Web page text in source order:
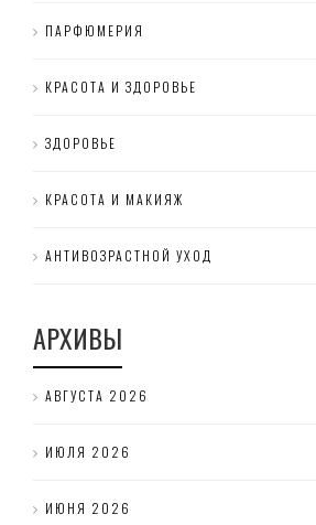
ПАРФЮМЕРИЯ
КРАСОТА И ЗДОРОВЬЕ
ЗДОРОВЬЕ
КРАСОТА И МАКИЯЖ
АНТИВОЗРАСТНОЙ УХОД
АРХИВЫ
АВГУСТА 2026
ИЮЛЯ 2026
ИЮНЯ 2026